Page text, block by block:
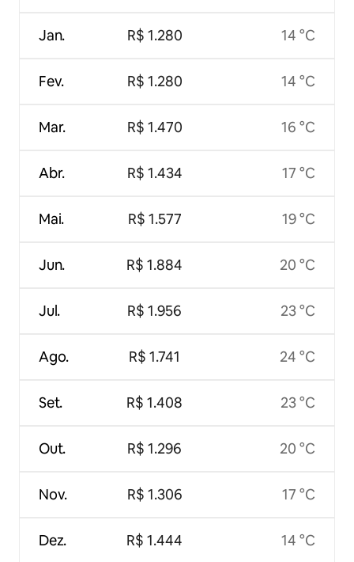
Jan.
Fev.
Mar.
Abr.
Mai.
Jun.
Jul.
Ago.
Set.
Out.
Nov.
Dez.
R$ 1.280
R$ 1.280
R$ 1.470
R$ 1.434
R$ 1.577
R$ 1.884
R$ 1.956
R$ 1.741
R$ 1.408
R$ 1.296
R$ 1.306
R$ 1.444
14 °C
14 °C
16 °C
17 °C
19 °C
20 °C
23 °C
24 °C
23 °C
20 °C
17 °C
14 °C